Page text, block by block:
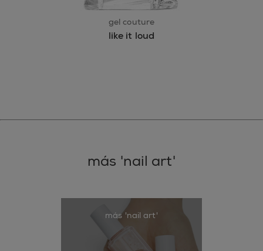
gel couture
like it loud
más 'nail art'
más 'nail art'